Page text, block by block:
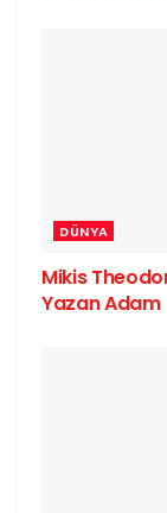
DÜNYA
Mikis
Yazan Adam